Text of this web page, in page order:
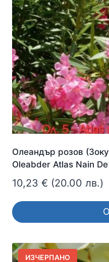
Олеандър розов
Oleabder Atlas Nain
10,23 € (20.00 лв.)
ИЗЧЕРПАНО